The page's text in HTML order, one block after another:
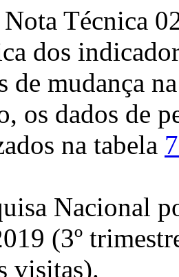
Técnica
dos
de mudança
os dados de
na tabela
Nacional
(3º
visitas).